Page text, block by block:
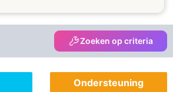
Zoeken op criteria
Ondersteuning